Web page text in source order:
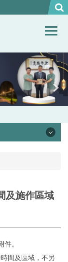
及施作區域
。
間及區域，不另